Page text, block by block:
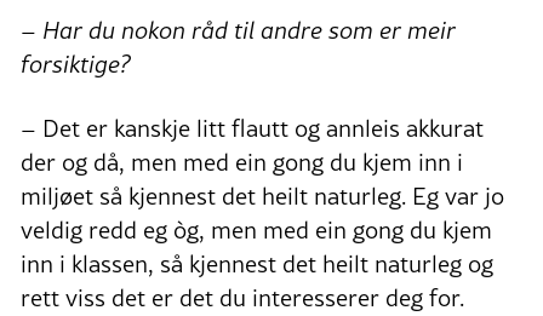
– Har du nokon råd til andre som er meir
forsiktige?
– Det er kanskje litt flautt og annleis akkurat
der og då, men med ein gong du kjem inn i
miljøet så kjennest det heilt naturleg. Eg var jo
veldig redd eg òg, men med ein gong du kjem
inn i klassen, så kjennest det heilt naturleg og
rett viss det er det du interesserer deg for.